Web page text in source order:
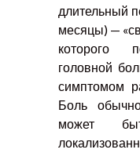
длительный
месяцы) —
которого
головной
симптомом
Боль
может